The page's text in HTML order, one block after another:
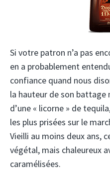
Si votre patron n’a pas
en a probablement
confiance quand nous
la hauteur de son battage
d’une « licorne » de
les plus prisées sur le
Vieilli au moins deux ans,
végétal, mais chaleureux
caramélisées.